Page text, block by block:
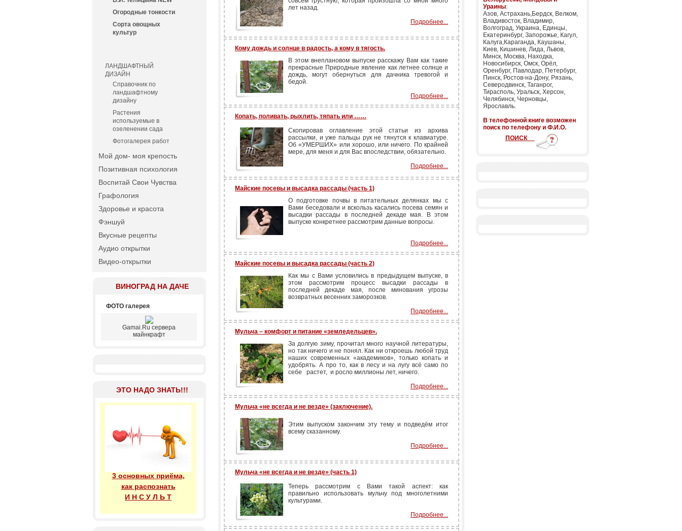
Огородные тонкости
Сорта овощных
культур
ЛАНДШАФТНЫЙ
ДИЗАЙН
Справочник по
ландшафтному
дизайну
Растения
используемые в
озеленении сада
Фотогалерея работ
Мой дом- моя крепость
Позитивная психология
Воспитай Свои Чувства
Графология
Здоровье и красота
Фэншуй
Вкусные рецепты
Аудио открытки
Видео-открытки
ВИНОГРАД НА ДАЧЕ
ФОТО галерея
Gamai.Ru сервера
майнкрафт
ЭТО НАДО ЗНАТЬ!!!
3 основных приёма,
как распознать
И Н С У Л Ь Т
лет назад.
Подробнее...
Кому дождь и солнце в радость, а кому в тягость.
В этом внеплановом выпуске расскажу Вам как такие
прекрасные Природные явление как летнее солнце и
дождь, могут обернуться для дачника тревогой и
бедой.
Подробнее...
Копать, поливать, рыхлить, тяпать или ……
Скопировав оглавление этой статьи из архива
рассылки, и уже пальцы рук не тянутся к клавиатуре.
Об «УМЕРШИХ» или хорошо, или ничего. По крайней
мере, для меня и для Вас впоследствии, обязательно.
Подробнее...
Майские посевы и высадка рассады (часть 1)
О подготовке почвы в питательных делянках мы с
Вами беседовали и вскользь касались посева семян и
высадки рассады в последней декаде мая. В этом
выпуске конкретнее рассмотрим данные вопросы.
Подробнее...
Майские посевы и высадка рассады (часть 2)
Как мы с Вами условились в предыдущем выпуске, в
этом рассмотрим процесс высадки рассады в
последней декаде мая, после минования угрозы
возвратных весенних заморозков.
Подробнее...
Мульча – комфорт и питание «земледельцев».
За долгую зиму, прочитал много научной литературы,
но так ничего и не понял. Как ни откроешь любой труд
наших современных «академиков», только копать и
удобрять. А про то, как в лесу и на лугу всё само по
себе растет, и росло миллионы лет, ничего.
Подробнее...
Мульча «не всегда и не везде» (заключение).
Этим выпуском закончим эту тему и подведём итог
всему сказанному.
Подробнее...
Мульча «не всегда и не везде» (часть 1)
Теперь рассмотрим с Вами такой аспект: как
правильно использовать мульчу под многолетними
культурами.
Подробнее...
Ураины:
Азов, Астрахань,Бердск, Велком,
Владивосток, Владимир,
Волгоград, Украина, Единцы,
Екатеринбург, Запорожье, Кагул,
Калуга,Караганда, Каушаны,
Киев, Кишинев, Лида, Львов,
Минск, Москва, Находка,
Новосибирск, Омск, Орёл,
Оренбург, Павлодар, Петербург,
Пинск, Ростов-на-Дону, Рязань,
Северодвинск, Таганрог,
Тирасполь, Уральск, Херсон,
Челябинск, Черновцы,
Ярославль.
В телефонной книге возможен
поиск по телефону и Ф.И.О.
ПОИСК